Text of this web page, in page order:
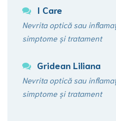
I Care
Nevrita optică sau
simptome și tratament
Gridean Liliana
Nevrita optică sau
simptome și tratament